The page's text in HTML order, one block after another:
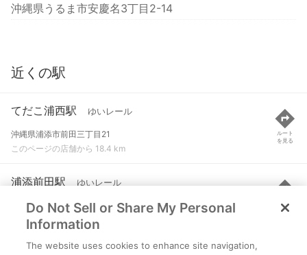
沖縄県うるま市安慶名3丁目2-14
近くの駅
てだこ浦西駅 ゆいレール
沖縄県浦添市前田三丁目21
このページの店舗から 18.4 km
ルート
を見る
浦添前田駅 ゆいレール
沖縄県浦添市前田一丁目
このページの店舗から 18.8 km
ルート
を見る
経塚駅
Do Not Sell or Share My Personal
Information
The website uses cookies to enhance site navigation,